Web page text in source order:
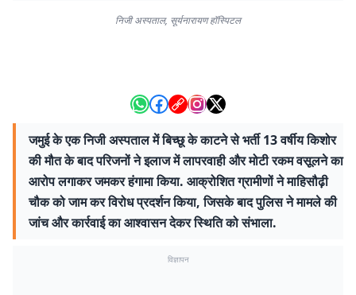
निजी अस्पताल, सूर्यनारायण हॉस्पिटल
जमुई के एक निजी अस्पताल में बिच्छू के काटने से भर्ती 13 वर्षीय किशोर
की मौत के बाद परिजनों ने इलाज में लापरवाही और मोटी रकम वसूलने का
आरोप लगाकर जमकर हंगामा किया. आक्रोशित ग्रामीणों ने माहिसौढ़ी
चौक को जाम कर विरोध प्रदर्शन किया, जिसके बाद पुलिस ने मामले की
जांच और कार्रवाई का आश्वासन देकर स्थिति को संभाला.
विज्ञापन